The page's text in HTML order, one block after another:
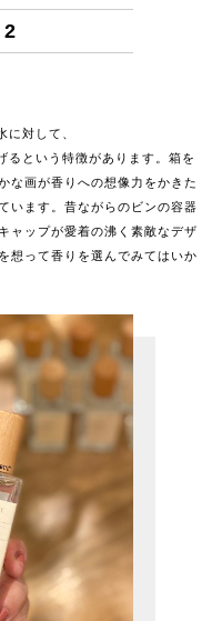
2
対して、
るという特徴があります。箱を
な画が香りへの想像力をかきた
います。昔ながらのビンの容器
ャップが愛着の沸く素敵なデザ
想って香りを選んでみてはいか